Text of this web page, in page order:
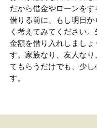
だから借金やローンを
借りる前に、もし明日
く考えてみてください
金額を借り入れしまし
す。家族なり、友人な
てもらうだけでも、少
す。